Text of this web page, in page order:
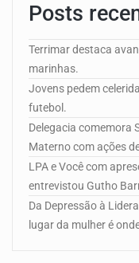
Posts
Terrimar destaca
marinhas.
Jovens pedem
futebol.
Delegacia comemora
Materno com ações
LPA e Você com
entrevistou Gutho
Da Depressão à
lugar da mulher é